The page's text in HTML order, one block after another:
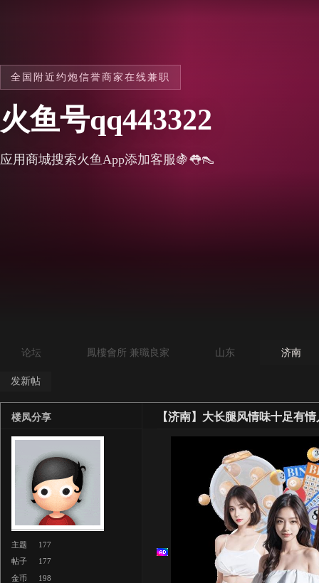
全国附近约炮信誉商家在线兼职
火鱼号qq443322
应用商城搜索火鱼App添加客服🍇👅👠
论坛 鳳樓會所 兼職良家 山东 济南
发新帖
【济南】大长腿风情味十足有
楼凤分享
主题
177
帖子
177
金币
198